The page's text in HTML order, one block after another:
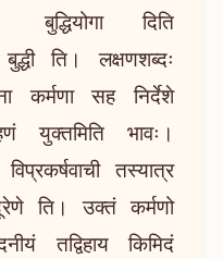
दिति
बुद्धी ति। लक्षणशब्दः
कर्मणा सह निर्देशे
युक्तमिति भावः।
तस्यात्र
ति। उक्तं कर्मणो
तद्विहाय किमिदं